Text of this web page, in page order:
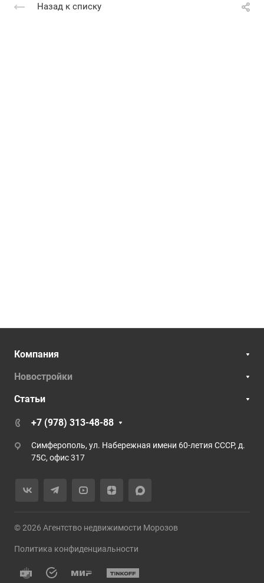
Назад к списку
Компания
Новостройки
Статьи
+7 (978) 313-48-88
Симферополь, ул. Набережная имени 60-летия СССР, д.
75С, офис 317
© 2026 Агентство недвижимости Морозов
Политика конфиденциальности